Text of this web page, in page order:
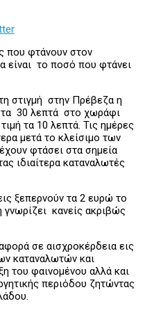
που φτάνουν στον
είναι το ποσό που φτάνει
στιγμή στην Πρέβεζα η
τα 30 λεπτά στο χωράφι
τα 10 λεπτά. Τις ημέρες
μετά το κλείσιμο των
φτάσει στα σημεία
ιδιαίτερα καταναλωτές
ξεπερνούν τα 2 ευρώ το
γνωρίζει κανείς ακριβώς
σε αισχροκέρδεια εις
καταναλωτών και
του φαινομένου αλλά και
περιόδου ζητώντας